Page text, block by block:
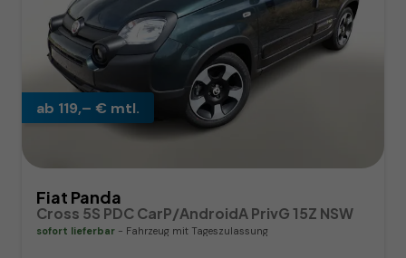
ab 119,– € mtl.
Fiat Panda
Cross 5S PDC CarP/AndroidA PrivG 15Z NSW
sofort lieferbar Fahrzeug mit Tageszulassung